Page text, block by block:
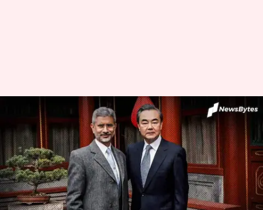
चीन ने भारत की ओर बढ़ाया हाथ,
जताई साथ मिलकर काम करने की
इच्छा
लेखन भारत शर्मा Mar 07, 2025 03:51 pm
क्या है खबर?